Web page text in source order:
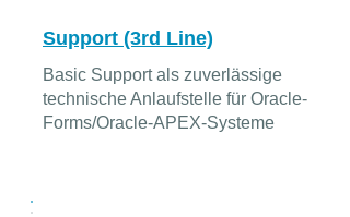
Support (3rd Line)
Basic Support als zuverlässige
technische Anlaufstelle für Oracle-
Forms/Oracle-APEX-Systeme